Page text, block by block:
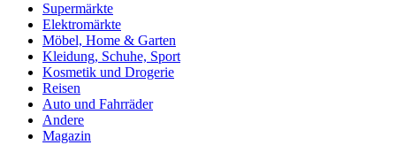
Supermärkte
Elektromärkte
Möbel, Home & Garten
Kleidung, Schuhe, Sport
Kosmetik und Drogerie
Reisen
Auto und Fahrräder
Andere
Magazin